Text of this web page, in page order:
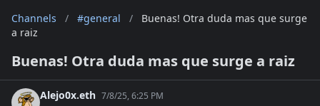
Channels / #general /
Buenas! Otra duda mas que surge
a raiz
Buenas! Otra duda mas que surge a raiz
Alejo0x.eth 7/8/25, 6:25 PM